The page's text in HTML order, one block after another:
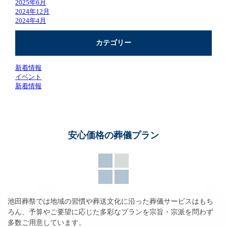
2025年6月
2024年12月
2024年4月
カテゴリー
新着情報
イベント
新着情報
安心価格の葬儀プラン
池田葬祭では地域の習慣や葬送文化に沿った葬儀サービスはもち
ろん、 予算やご要望に応じた多彩なプランを宗旨・宗派を問わず
多数ご用意しています。